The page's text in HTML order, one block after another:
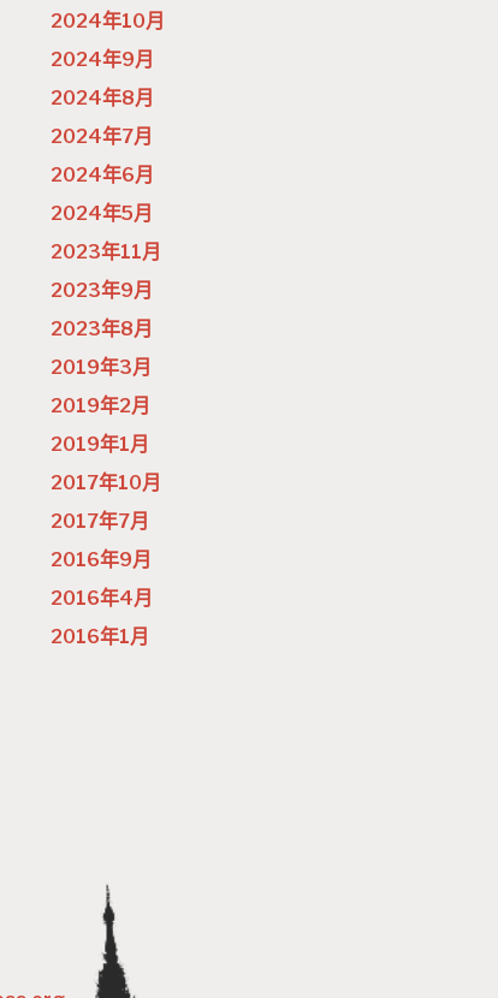
2024年10月
2024年9月
2024年8月
2024年7月
2024年6月
2024年5月
2023年11月
2023年9月
2023年8月
2019年3月
2019年2月
2019年1月
2017年10月
2017年7月
2016年9月
2016年4月
2016年1月